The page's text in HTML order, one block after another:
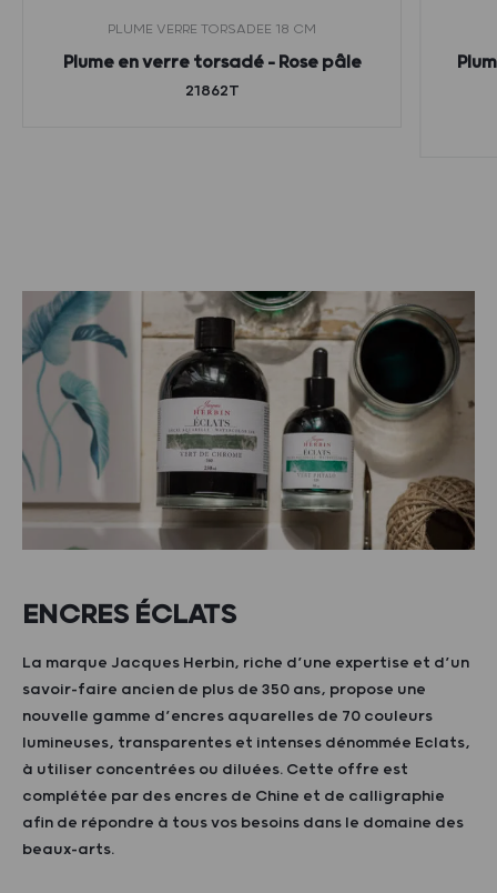
PLUME VERRE TORSADEE 18 CM
Plume en verre torsadé – Rose pâle
21862T
ENCRES ÉCLATS
La marque Jacques Herbin, riche d’une expertise et d’un
savoir-faire ancien de plus de 350 ans, propose une
nouvelle gamme d’encres aquarelles de 70 couleurs
lumineuses, transparentes et intenses dénommée Eclats,
à utiliser concentrées ou diluées. Cette offre est
complétée par des encres de Chine et de calligraphie
afin de répondre à tous vos besoins dans le domaine des
beaux-arts.